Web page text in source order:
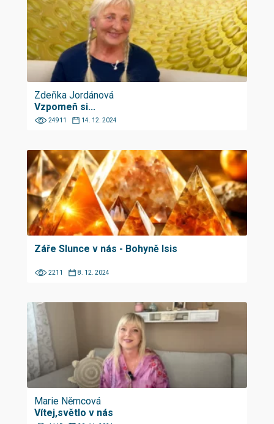
Zdeňka Jordánová
Vzpomeň si...
24911 14. 12. 2024
Záře Slunce v nás - Bohyně Isis
2211 8. 12. 2024
Marie Němcová
Vítej,světlo v nás